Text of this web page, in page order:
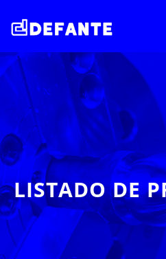
LISTADO DE